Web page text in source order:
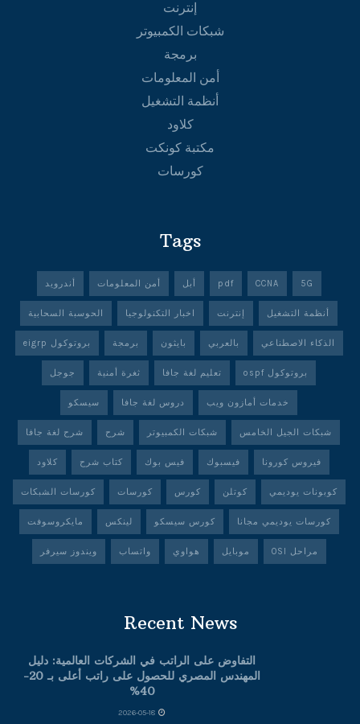
إنترنت
شبكات الكمبيوتر
برمجة
أمن المعلومات
أنظمة التشغيل
كلاود
مكتبة كونكت
كورسات
Tags
5G
CCNA
pdf أبل أمن المعلومات أندرويد
أنظمة التشغيل إنترنت اخبار التكنولوجيا الحوسبة السحابية
الذكاء الاصطناعي بالعربي بايثون برمجة بروتوكول eigrp
بروتوكول ospf تعليم لغة جافا ثغرة أمنية جوجل
خدمات أمازون ويب دروس لغة جافا سيسكو
شبكات الجيل الخامس شبكات الكمبيوتر شرح شرح لغة جافا
فيروس كورونا فيسبوك فيس بوك كتاب شرح كلاود
كوبونات يوديمي كوتلن كورس كورسات كورسات الشبكات
كورسات يوديمي مجانا كورس سيسكو لينكس مايكروسوفت
مراحل OSI موبايل هواوي واتساب ويندوز سيرفر
Recent News
التفاوض على الراتب في الشركات العالمية: دليل
المهندس المصري للحصول على راتب أعلى بـ 20-
40%